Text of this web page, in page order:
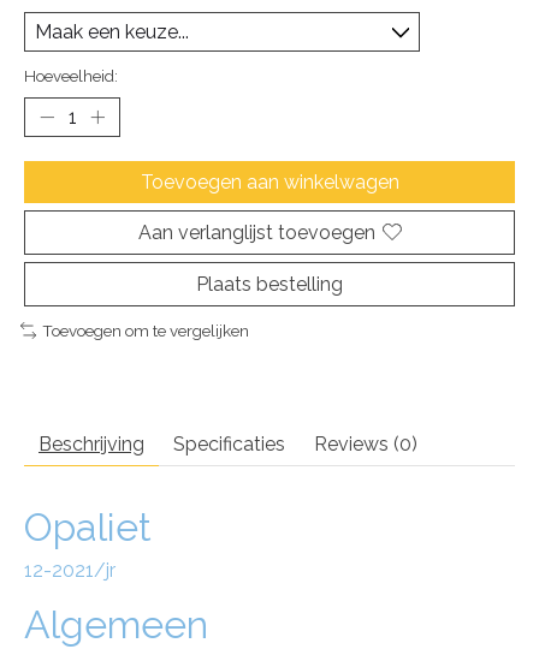
Hoeveelheid:
Toevoegen aan winkelwagen
Aan verlanglijst toevoegen
Plaats bestelling
Toevoegen om te vergelijken
Beschrijving Specificaties Reviews (0)
Opaliet
12-2021/jr
Algemeen